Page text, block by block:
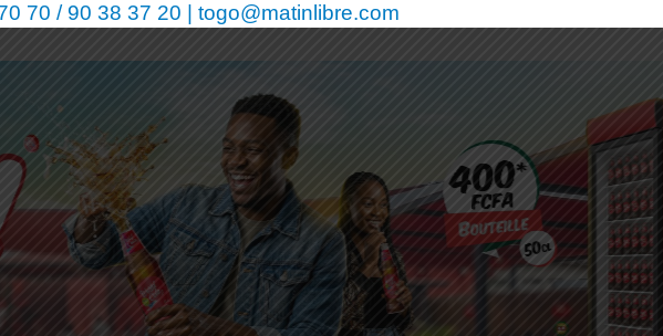
70 / 90 38 37 20 | togo@matinlibre.com